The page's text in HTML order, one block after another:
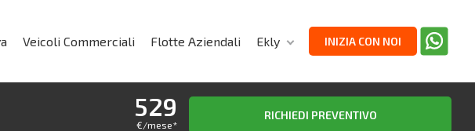
Veicoli Commerciali Flotte Aziendali Ekly INIZIA CON NOI
529
€/mese*
RICHIEDI PREVENTIVO